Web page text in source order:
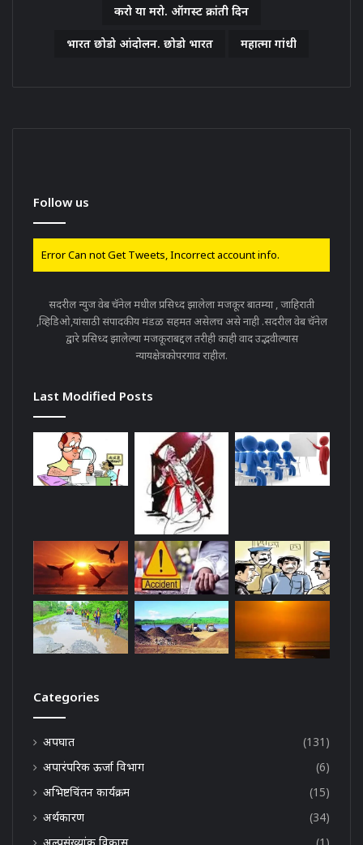
करो या मरो. ऑगस्ट क्रांती दिन
भारत छोडो आंदोलन. छोडो भारत महात्मा गांधी
Follow us
Error Can not Get Tweets, Incorrect account info.
सदरील न्युज वेब चॅनेल मधील प्रसिध्द झालेला मजकूर बातम्या , जाहिराती
,व्हिडिओ,यांसाठी संपादकीय मंडळ सहमत असेलच असे नाही .सदरील वेब चॅनेल
द्वारे प्रसिध्द झालेल्या मजकूराबद्दल तरीही काही वाद उद्भवील्यास
न्यायक्षेत्रकोपरगाव राहील.
Last Modified Posts
Categories
अपघात
(131)
अपारंपरिक ऊर्जा विभाग
(6)
अभिष्टचिंतन कार्यक्रम
(15)
अर्थकारण
(34)
अल्पसंख्यांक विकास
(1)